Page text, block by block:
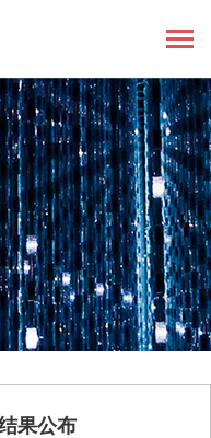
果公布